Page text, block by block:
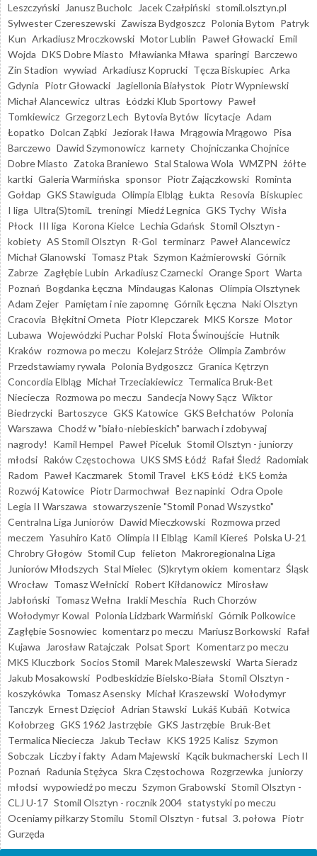
Leszczyński
Janusz Bucholc Jacek Czałpiński stomil.olsztyn.pl
Sylwester Czereszewski Zawisza Bydgoszcz Polonia Bytom Patryk
Kun Arkadiusz Mroczkowski Motor Lublin Paweł Głowacki Emil
Wojda DKS Dobre Miasto Mławianka Mława sparingi Barczewo
Zin Stadion wywiad Arkadiusz Koprucki Tęcza Biskupiec Arka
Gdynia Piotr Głowacki Jagiellonia Białystok Piotr Wypniewski
Michał Alancewicz ultras Łódzki Klub Sportowy Paweł
Tomkiewicz Grzegorz Lech Bytovia Bytów licytacje Adam
Łopatko Dolcan Ząbki Jeziorak Iława Mrągowia Mrągowo Pisa
Barczewo Dawid Szymonowicz karnety Chojniczanka Chojnice
Dobre Miasto Zatoka Braniewo Stal Stalowa Wola WMZPN żółte
kartki Galeria Warmińska sponsor Piotr Zajączkowski Rominta
Gołdap GKS Stawiguda Olimpia Elbląg Łukta Resovia Biskupiec
I liga Ultra(S)tomiL treningi Miedź Legnica GKS Tychy Wisła
Płock III liga Korona Kielce Lechia Gdańsk Stomil Olsztyn -
kobiety AS Stomil Olsztyn R-Gol terminarz Paweł Alancewicz
Michał Glanowski Tomasz Ptak Szymon Kaźmierowski Górnik
Zabrze Zagłębie Lubin Arkadiusz Czarnecki Orange Sport Warta
Poznań Bogdanka Łęczna Mindaugas Kalonas Olimpia Olsztynek
Adam Zejer Pamiętam i nie zapomnę Górnik Łęczna Naki Olsztyn
Cracovia Błękitni Orneta Piotr Klepczarek MKS Korsze Motor
Lubawa Wojewódzki Puchar Polski Flota Świnoujście Hutnik
Kraków rozmowa po meczu Kolejarz Stróże Olimpia Zambrów
Przedstawiamy rywala Polonia Bydgoszcz Granica Kętrzyn
Concordia Elbląg Michał Trzeciakiewicz Termalica Bruk-Bet
Nieciecza Rozmowa po meczu Sandecja Nowy Sącz Wiktor
Biedrzycki Bartoszyce GKS Katowice GKS Bełchatów Polonia
Warszawa Chodź w "biało-niebieskich" barwach i zdobywaj
nagrody!
Kamil Hempel Paweł Piceluk Stomil Olsztyn - juniorzy
młodsi Raków Częstochowa UKS SMS Łódź Rafał Śledź Radomiak
Radom Paweł Kaczmarek Stomil Travel ŁKS Łódź ŁKS Łomża
Rozwój Katowice Piotr Darmochwał Bez napinki Odra Opole
Legia II Warszawa stowarzyszenie "Stomil Ponad Wszystko"
Centralna Liga Juniorów Dawid Mieczkowski Rozmowa przed
meczem Yasuhiro Katō Olimpia II Elbląg Kamil Kiereś Polska U-21
Chrobry Głogów Stomil Cup felieton Makroregionalna Liga
Juniorów Młodszych Stal Mielec (S)krytym okiem komentarz Śląsk
Wrocław Tomasz Wełnicki Robert Kiłdanowicz Mirosław
Jabłoński Tomasz Wełna Irakli Meschia Ruch Chorzów
Wołodymyr Kowal Polonia Lidzbark Warmiński Górnik Polkowice
Zagłębie Sosnowiec komentarz po meczu Mariusz Borkowski Rafał
Kujawa
Jarosław Ratajczak Polsat Sport Komentarz po meczu
MKS Kluczbork Socios Stomil Marek Maleszewski Warta Sieradz
Jakub Mosakowski Podbeskidzie Bielsko-Biała Stomil Olsztyn -
koszykówka Tomasz Asensky Michał Kraszewski Wołodymyr
Tanczyk Ernest Dzięcioł Adrian Stawski Lukáš Kubáň Kotwica
Kołobrzeg GKS 1962 Jastrzębie GKS Jastrzębie Bruk-Bet
Termalica Nieciecza
Jakub Tecław KKS 1925 Kalisz Szymon
Sobczak Liczby i fakty Adam Majewski Kącik bukmacherski Lech II
Poznań Radunia Stężyca Skra Częstochowa Rozgrzewka juniorzy
młodsi wypowiedź po meczu Szymon Grabowski Stomil Olsztyn -
CLJ U-17 Stomil Olsztyn - rocznik 2004 statystyki po meczu
Oceniamy piłkarzy Stomilu Stomil Olsztyn - futsal 3. połowa Piotr
Gurzęda